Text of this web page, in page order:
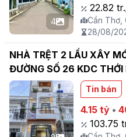
4
22.82
Cần Thơ,
28/08/
NHÀ TRỆT 2 LẦU XÂY
ĐƯỜNG SỐ 26 KDC THỚI
KIỀU
Tin bán
4.15 tỷ •
103.75